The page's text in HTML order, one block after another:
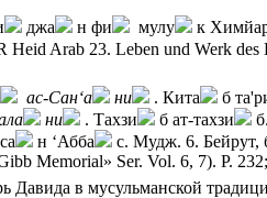
джа н фи мулу к
Heid Arab 23. Leben und Werk
ас-Сан‘а ни . Кита б
ни . Тахзи б ат-тахзи
н ‘Абба
с. Мудж. 6. Бейрут,
Memorial» Ser. Vol. 6, 7). P.
Давида в мусульманской